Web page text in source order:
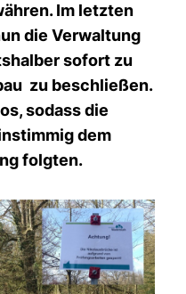
Im letzten
die Verwaltung
sofort zu
zu beschließen.
sodass die
dem
folgten.